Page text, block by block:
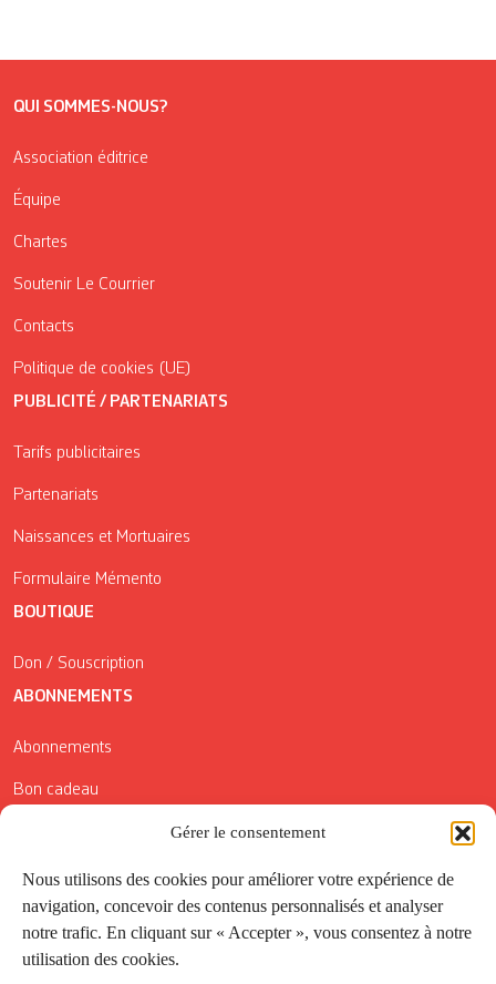
Gérer le consentement
Nous utilisons des cookies pour améliorer votre expérience de
navigation, concevoir des contenus personnalisés et analyser
notre trafic. En cliquant sur « Accepter », vous consentez à notre
utilisation des cookies.
QUI SOMMES-NOUS?
Association éditrice
Équipe
Chartes
Soutenir Le Courrier
Contacts
Politique de cookies (UE)
PUBLICITÉ / PARTENARIATS
Tarifs publicitaires
Partenariats
Naissances et Mortuaires
Formulaire Mémento
BOUTIQUE
Don / Souscription
ABONNEMENTS
Abonnements
Bon cadeau
Conditions générales de vente
Réductions de la Carte Côté Courrier
Application